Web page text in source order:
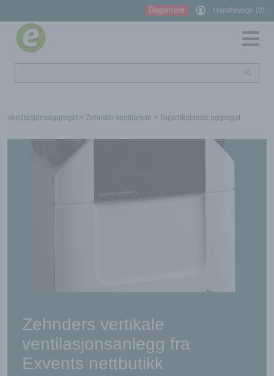
Registrere Handlevogn (0)
Ventilasjonsaggregat > Zehnder ventilasjon > Topptilkoblede aggregat
Zehnders vertikale
ventilasjonsanlegg fra
Exvents nettbutikk